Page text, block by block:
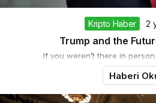
Kripto Haber 2
Trump and the
If you weren’t there in
Haberi